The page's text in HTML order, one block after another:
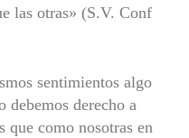
las otras» (S.V. Conf
sentimientos algo
debemos derecho a
que como nosotras en